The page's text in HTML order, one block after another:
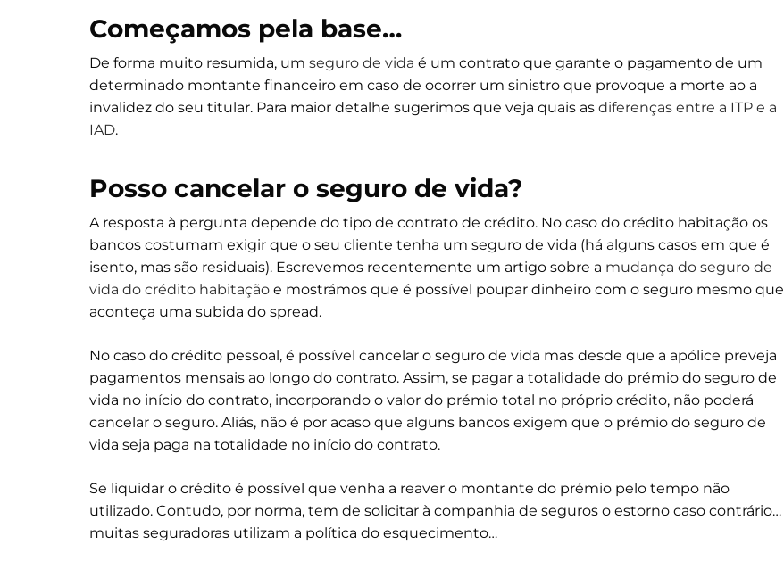
Começamos pela base…
De forma muito resumida, um seguro de vida é um contrato que garante o pagamento de um
determinado montante financeiro em caso de ocorrer um sinistro que provoque a morte ao a
invalidez do seu titular. Para maior detalhe sugerimos que veja quais as diferenças entre a ITP e a
IAD.
Posso cancelar o seguro de vida?
A resposta à pergunta depende do tipo de contrato de crédito. No caso do crédito habitação os
bancos costumam exigir que o seu cliente tenha um seguro de vida (há alguns casos em que é
isento, mas são residuais). Escrevemos recentemente um artigo sobre a mudança do seguro de
vida do crédito habitação e mostrámos que é possível poupar dinheiro com o seguro mesmo que
aconteça uma subida do spread.
No caso do crédito pessoal, é possível cancelar o seguro de vida mas desde que a apólice preveja
pagamentos mensais ao longo do contrato. Assim, se pagar a totalidade do prémio do seguro de
vida no início do contrato, incorporando o valor do prémio total no próprio crédito, não poderá
cancelar o seguro. Aliás, não é por acaso que alguns bancos exigem que o prémio do seguro de
vida seja paga na totalidade no início do contrato.
Se liquidar o crédito é possível que venha a reaver o montante do prémio pelo tempo não
utilizado. Contudo, por norma, tem de solicitar à companhia de seguros o estorno caso contrário…
muitas seguradoras utilizam a política do esquecimento…